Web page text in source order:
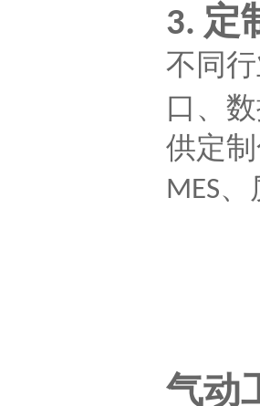
3. 定
不同
口、
供定
MES、
气动